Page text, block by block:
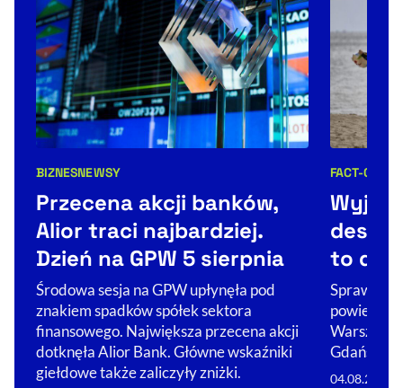
Kategorie artykułu:
BIZNESNEWSY
Przecena akcji banków,
Alior traci najbardziej.
Dzień na GPW 5 sierpnia
Środowa sesja na GPW upłynęła pod
znakiem spadków spółek sektora
finansowego. Największa przecena akcji
dotknęła Alior Bank. Główne wskaźniki
giełdowe także zaliczyły zniżki.
FACT-
to
powietrza
Gdańsku i
04.08.2026